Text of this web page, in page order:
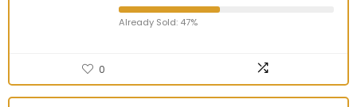
Already Sold: 47%
0